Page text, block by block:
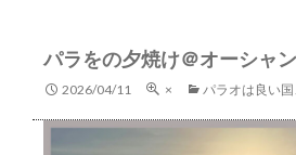
パラをの夕焼け＠オーシャ
2026/04/11 × パラオは良い